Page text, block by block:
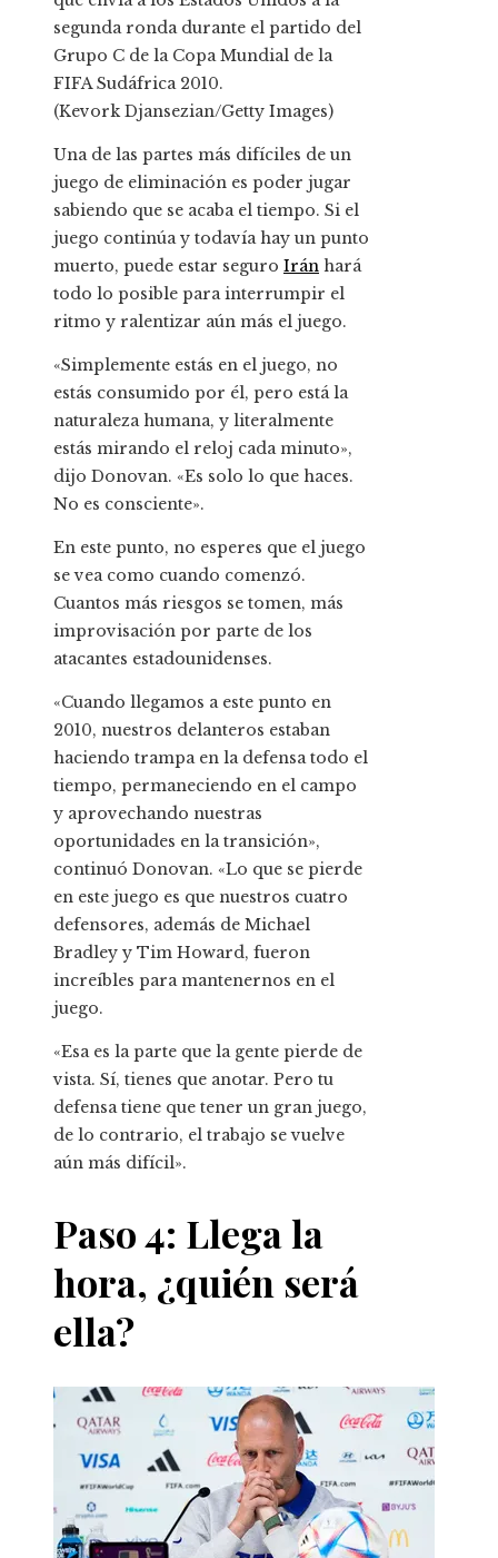
segunda ronda durante el partido del
Grupo C de la Copa Mundial de la
FIFA Sudáfrica 2010.
(Kevork Djansezian/Getty Images)
Una de las partes más difíciles de un
juego de eliminación es poder jugar
sabiendo que se acaba el tiempo. Si el
juego continúa y todavía hay un punto
muerto, puede estar seguro Irán hará
todo lo posible para interrumpir el
ritmo y ralentizar aún más el juego.
«Simplemente estás en el juego, no
estás consumido por él, pero está la
naturaleza humana, y literalmente
estás mirando el reloj cada minuto»,
dijo Donovan. «Es solo lo que haces.
No es consciente».
En este punto, no esperes que el juego
se vea como cuando comenzó.
Cuantos más riesgos se tomen, más
improvisación por parte de los
atacantes estadounidenses.
«Cuando llegamos a este punto en
2010, nuestros delanteros estaban
haciendo trampa en la defensa todo el
tiempo, permaneciendo en el campo
y aprovechando nuestras
oportunidades en la transición»,
continuó Donovan. «Lo que se pierde
en este juego es que nuestros cuatro
defensores, además de Michael
Bradley y Tim Howard, fueron
increíbles para mantenernos en el
juego.
«Esa es la parte que la gente pierde de
vista. Sí, tienes que anotar. Pero tu
defensa tiene que tener un gran juego,
de lo contrario, el trabajo se vuelve
aún más difícil».
Paso 4: Llega la
hora, ¿quién será
ella?